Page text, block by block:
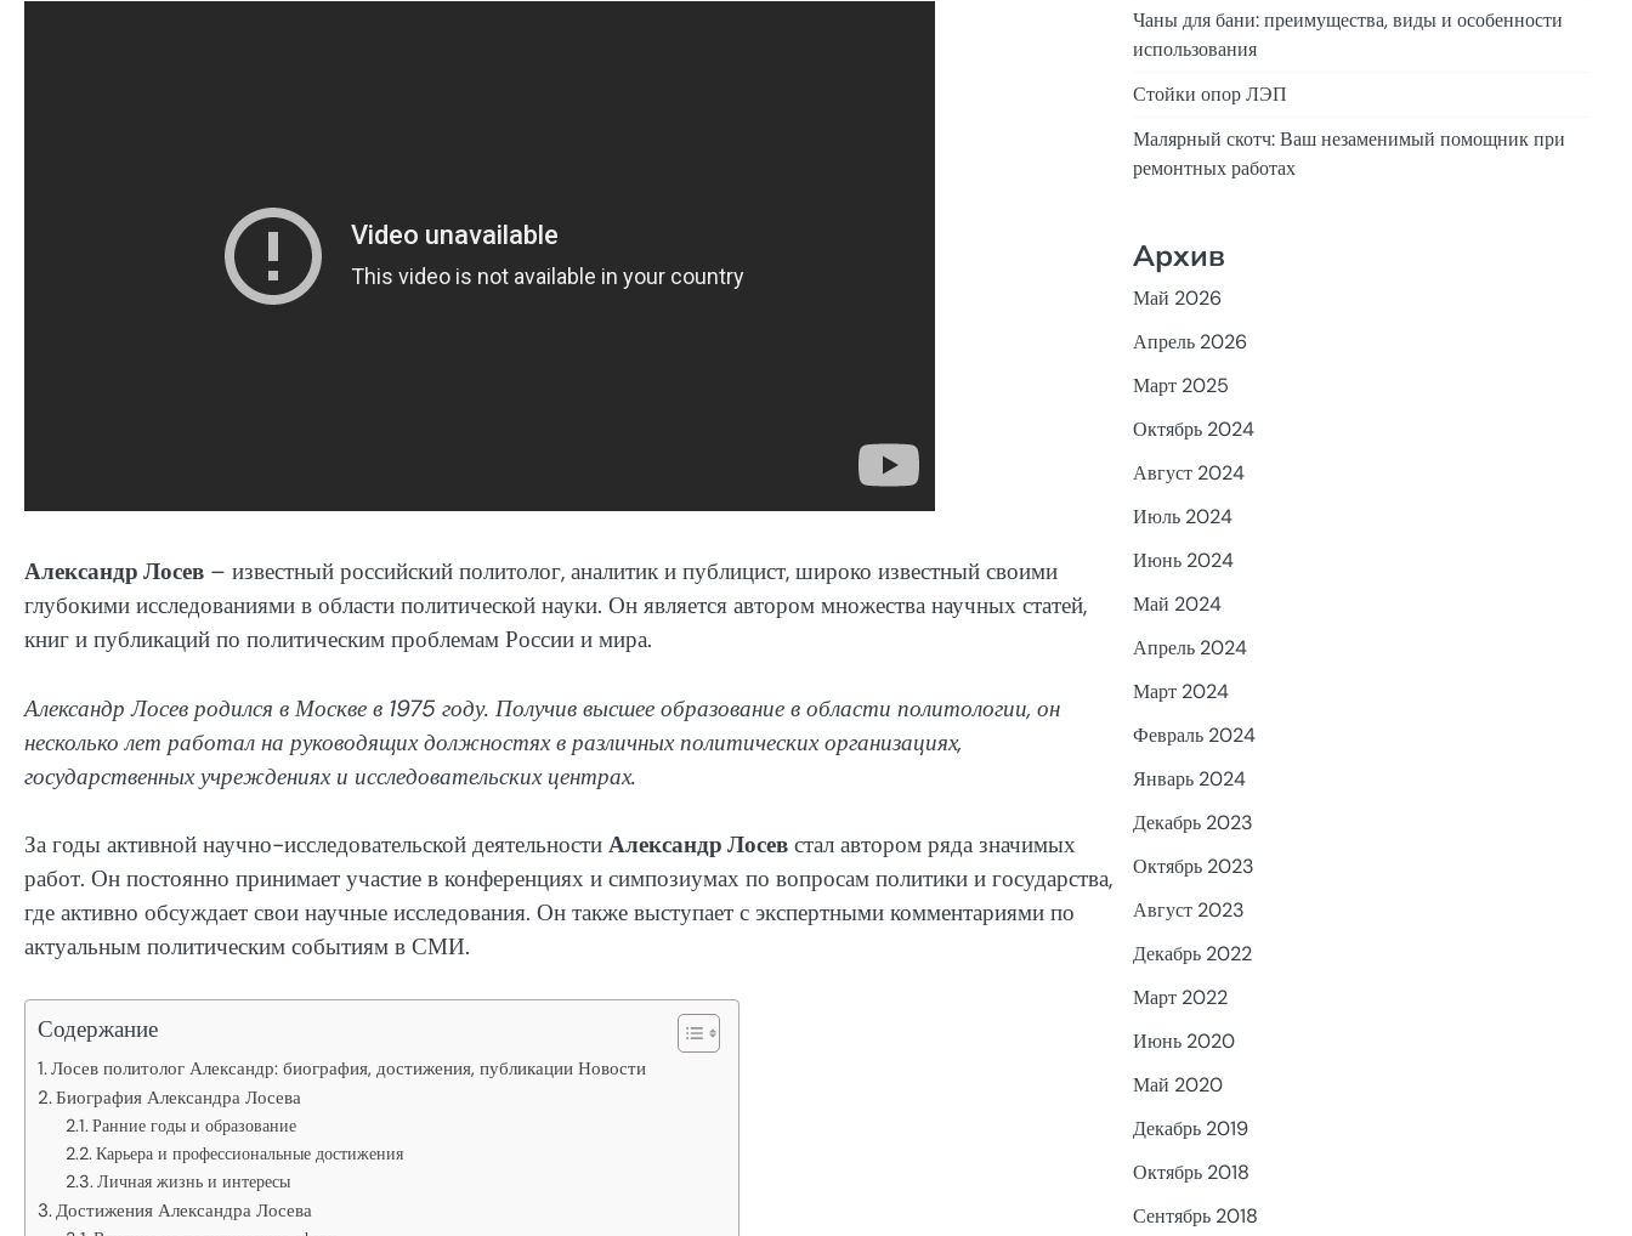
Александр Лосев – известный российский политолог, аналитик и публицист, широко известный своими
глубокими исследованиями в области политической науки. Он является автором множества научных статей,
книг и публикаций по политическим проблемам России и мира.
Александр Лосев родился в Москве в 1975 году. Получив высшее образование в области политологии, он
несколько лет работал на руководящих должностях в различных политических организациях,
государственных учреждениях и исследовательских центрах.
За годы активной научно-исследовательской деятельности Александр Лосев стал автором ряда значимых
работ. Он постоянно принимает участие в конференциях и симпозиумах по вопросам политики и государства,
где активно обсуждает свои научные исследования. Он также выступает с экспертными комментариями по
актуальным политическим событиям в СМИ.
Содержание
Лосев политолог Александр: биография, достижения, публикации Новости
Биография Александра Лосева
Ранние годы и образование
Карьера и профессиональные достижения
Личная жизнь и интересы
Достижения Александра Лосева
Чаны для бани: преимущества, виды и особенности
использования
Стойки опор ЛЭП
Малярный скотч: Ваш незаменимый помощник при
ремонтных работах
Архив
Май 2026
Апрель 2026
Март 2025
Октябрь 2024
Август 2024
Июль 2024
Июнь 2024
Май 2024
Апрель 2024
Март 2024
Февраль 2024
Январь 2024
Декабрь 2023
Октябрь 2023
Август 2023
Декабрь 2022
Март 2022
Июнь 2020
Май 2020
Декабрь 2019
Октябрь 2018
Сентябрь 2018